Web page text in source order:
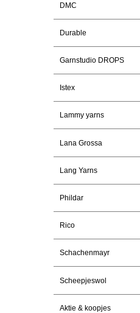
DMC
Durable
Garnstudio DROPS
Istex
Lammy yarns
Lana Grossa
Lang Yarns
Phildar
Rico
Schachenmayr
Scheepjeswol
Aktie & koopjes
Snelle levering. En prima garen